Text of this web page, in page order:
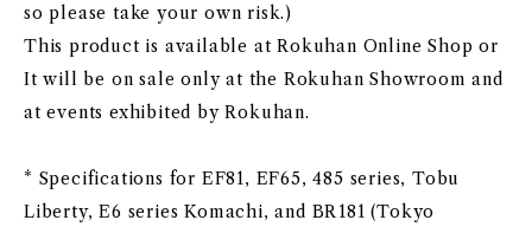
so please take your own risk.)
This product is available at Rokuhan Online Shop or
It will be on sale only at the Rokuhan Showroom and
at events exhibited by Rokuhan.
* Specifications for EF81, EF65, 485 series, Tobu
Liberty, E6 series Komachi, and BR181 (Tokyo